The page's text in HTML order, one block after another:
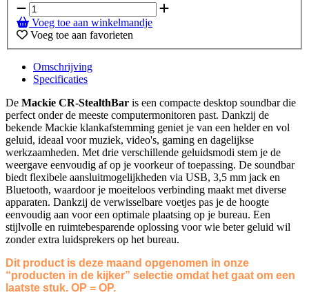
Voeg toe aan winkelmandje
Voeg toe aan favorieten
Omschrijving
Specificaties
De Mackie CR-StealthBar is een compacte desktop soundbar die
perfect onder de meeste computermonitoren past. Dankzij de
bekende Mackie klankafstemming geniet je van een helder en vol
geluid, ideaal voor muziek, video's, gaming en dagelijkse
werkzaamheden. Met drie verschillende geluidsmodi stem je de
weergave eenvoudig af op je voorkeur of toepassing. De soundbar
biedt flexibele aansluitmogelijkheden via USB, 3,5 mm jack en
Bluetooth, waardoor je moeiteloos verbinding maakt met diverse
apparaten. Dankzij de verwisselbare voetjes pas je de hoogte
eenvoudig aan voor een optimale plaatsing op je bureau. Een
stijlvolle en ruimtebesparende oplossing voor wie beter geluid wil
zonder extra luidsprekers op het bureau.
Dit product is deze maand opgenomen in onze
“producten in de kijker” selectie omdat het gaat om een
laatste stuk. OP = OP.